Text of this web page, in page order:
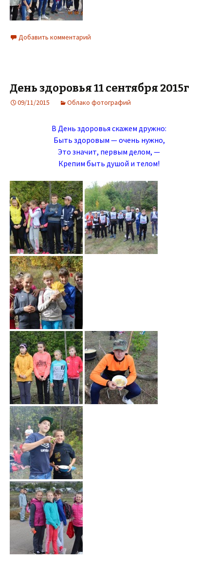
Добавить комментарий
День здоровья 11 сентября 2015г
09/11/2015 Облако фотографий
В День здоровья скажем дружно:
Быть здоровым — очень нужно,
Это значит, первым делом, —
Крепим быть душой и телом!